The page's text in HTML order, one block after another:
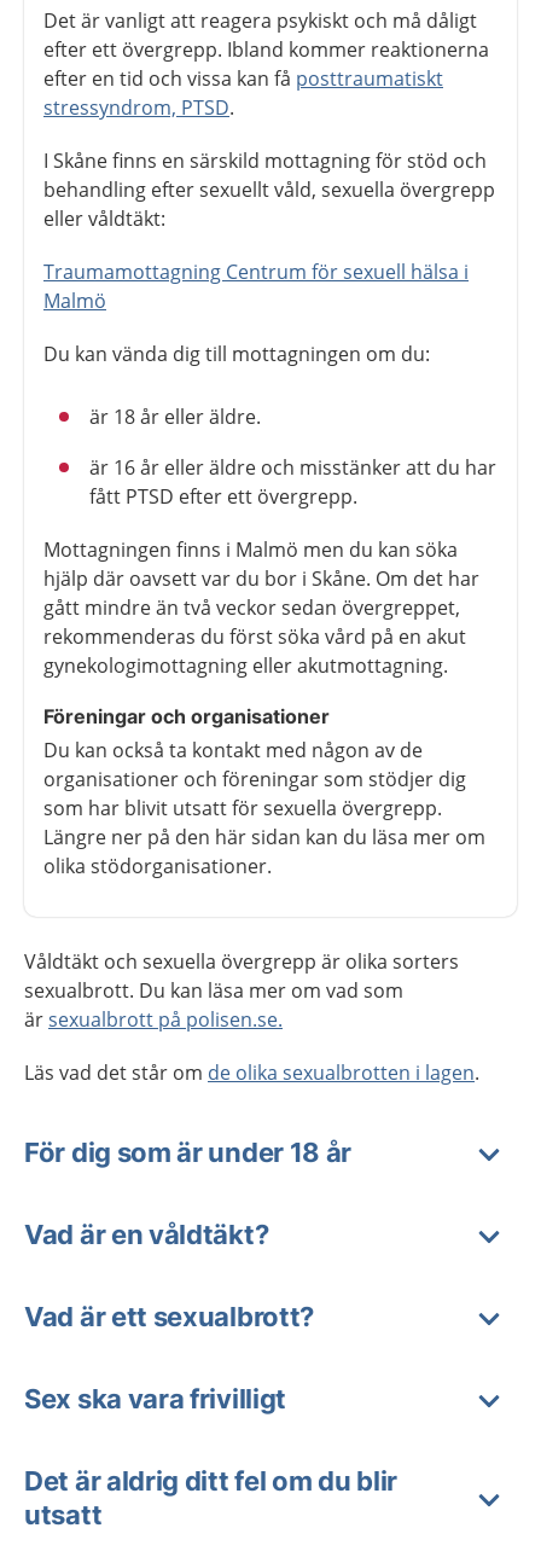
Det är vanligt att reagera psykiskt och må dåligt
efter ett övergrepp. Ibland kommer reaktionerna
efter en tid och vissa kan få posttraumatiskt
stressyndrom, PTSD.
I Skåne finns en särskild mottagning för stöd och
behandling efter sexuellt våld, sexuella övergrepp
eller våldtäkt:
Traumamottagning Centrum för sexuell hälsa i
Malmö
Du kan vända dig till mottagningen om du:
är 18 år eller äldre.
är 16 år eller äldre och misstänker att du har
fått PTSD efter ett övergrepp.
Mottagningen finns i Malmö men du kan söka
hjälp där oavsett var du bor i Skåne. Om det har
gått mindre än två veckor sedan övergreppet,
rekommenderas du först söka vård på en akut
gynekologimottagning eller akutmottagning.
Föreningar och organisationer
Du kan också ta kontakt med någon av de
organisationer och föreningar som stödjer dig
som har blivit utsatt för sexuella övergrepp.
Längre ner på den här sidan kan du läsa mer om
olika stödorganisationer.
Våldtäkt och sexuella övergrepp är olika sorters
sexualbrott. Du kan läsa mer om vad som
ärsexualbrott på polisen.se.
Läs vad det står om de olika sexualbrotten i lagen.
För dig som är under 18 år
Vad är en våldtäkt?
Vad är ett sexualbrott?
Sex ska vara frivilligt
Det är aldrig ditt fel om du blir
utsatt